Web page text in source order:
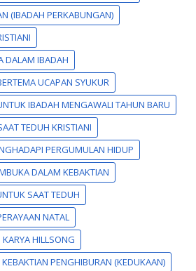
(IBADAH PERKABUNGAN)
DALAM IBADAH
UCAPAN SYUKUR
IBADAH MENGAWALI TAHUN BARU
TEDUH KRISTIANI
PERGUMULAN HIDUP
DALAM KEBAKTIAN
SAAT TEDUH
NATAL
HILLSONG
PENGHIBURAN (KEDUKAAN)